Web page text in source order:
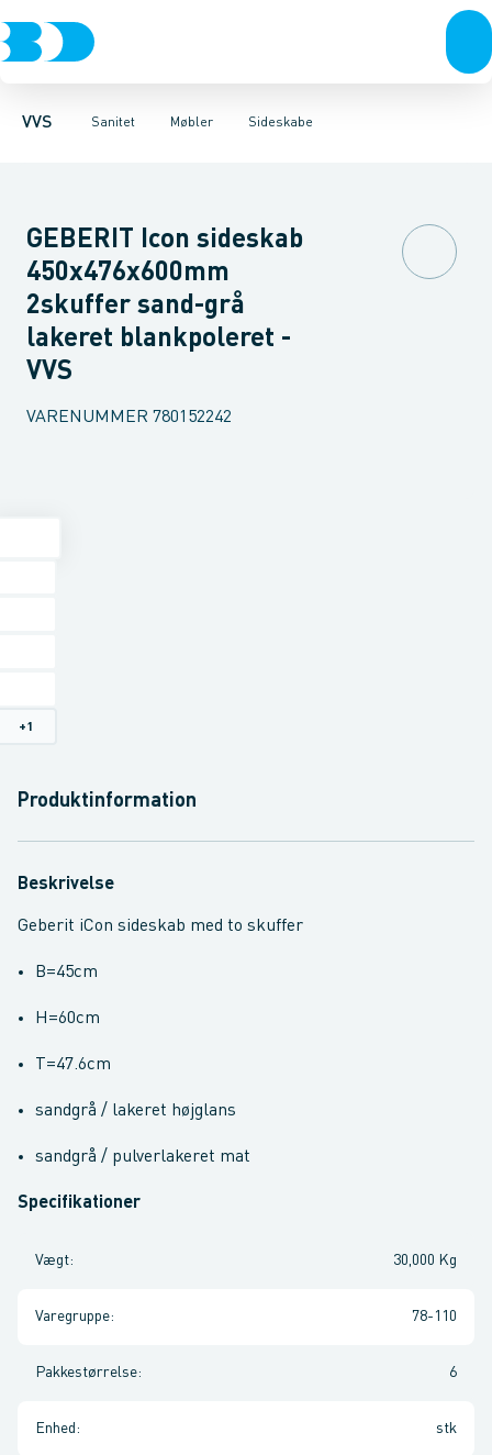
VVS Sanitet
Rør & fittingsPressfittings & rørKuglehaner & ventiler
Møbler
Toiletter, sæder og cisterner VaskeArmaturer
Sideskabe
Møbelsæt & pakkerUnderskabeHøjskabe
GEBERIT Icon sideskab
450x476x600mm
2skuffer sand-grå
lakeret blankpoleret -
VVS
VARENUMMER 780152242
+1
Produktinformation
Beskrivelse
Geberit iCon sideskab med to skuffer
B=45cm
H=60cm
T=47.6cm
sandgrå / lakeret højglans
sandgrå / pulverlakeret mat
Specifikationer
Vægt: 30,000 Kg
Varegruppe: 78-110
Pakkestørrelse: 6
Enhed : stk